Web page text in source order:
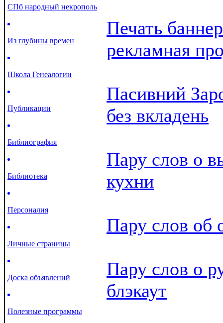
СПб народный некрополь
Из глубины времен
Школа Генеалогии
Публикации
Библиография
Библиотека
Персоналия
Личные страницы
Доска объявлений
Полезные программы
Печать
рекламная
Пасивний
без вкладень
Пару слов о
кухни
Пару слов об
Пару слов о
блэкаут